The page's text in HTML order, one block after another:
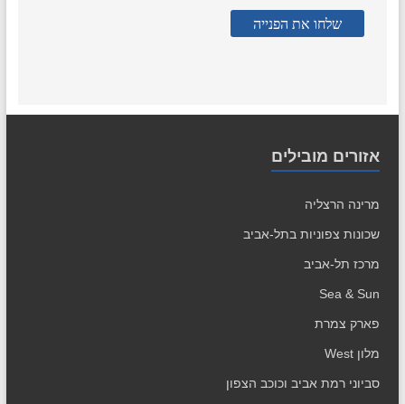
אזורים מובילים
מרינה הרצליה
שכונות צפוניות בתל-אביב
מרכז תל-אביב
Sea & Sun
פארק צמרת
מלון West
סביוני רמת אביב וכוכב הצפון